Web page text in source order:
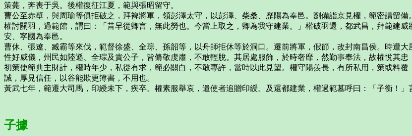
策薨，奔喪于吳。後權復征江夏，範與張昭留守。
曹公至赤壁，與周瑜等俱拒破之，拜裨將軍，領彭澤太守，以彭澤、柴桑、歷陽為奉邑。劉備詣京見權，範密請留備
權討關羽，過範館，謂曰：「昔早從卿言，無此勞也。今當上取之，卿為我守建業。」權破羽還，都武昌，拜範建
安、寧國為奉邑。
曹休、張遼、臧霸等來伐，範督徐盛、全琮、孫韶等，以舟師拒休等於洞口。遷前將軍，假節，改封南昌侯。時遭大
性好威儀，州民如陸遜、全琮及貴公子，皆脩敬虔肅，不敢輕脫。其居處服飾，於時奢靡，然勤事奉法，故權悅其忠
初策使範典主財計，權時年少，私從有求，範必關白，不敢專許，當時以此見望。權守陽羨長，有所私用，策或料
誠，厚見信任，以谷能欺更簿書，不用也。
黃武七年，範遷大司馬，印綬未下，疾卒。權素服舉哀，遣使者追贈印綬。及還都建業，權過範墓呼曰：「子衡！」
子據